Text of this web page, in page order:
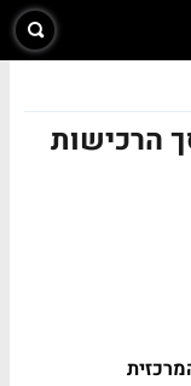
של 4.7% בסך הרכישות